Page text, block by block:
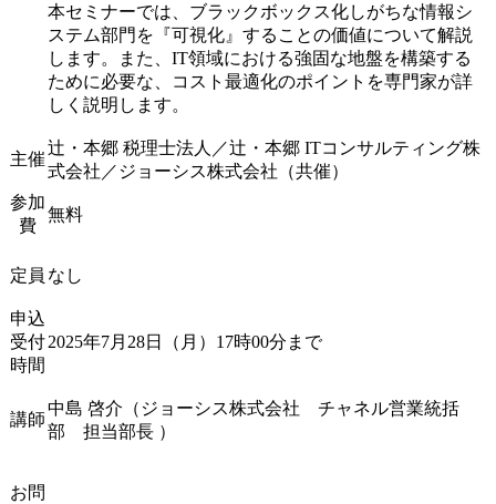
本セミナーでは、ブラックボックス化しがちな情報シ
ステム部門を『可視化』することの価値について解説
します。また、IT領域における強固な地盤を構築する
ために必要な、コスト最適化のポイントを専門家が詳
しく説明します。
主催
辻・本郷 税理士法人／辻・本郷 ITコンサルティング株
式会社／ジョーシス株式会社（共催）
参加
費
無料
定員 なし
申込
受付
時間
2025年7月28日（月）17時00分まで
講師
中島 啓介（ジョーシス株式会社 チャネル営業統括
部 担当部長 ）
お問